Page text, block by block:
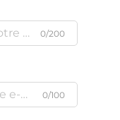
0/200
0/100